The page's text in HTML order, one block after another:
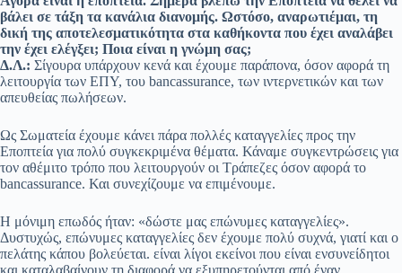
βάλει σε τάξη τα κανάλια διανομής. Ωστόσο, αναρωτιέμαι, τη
δική της αποτελεσματικότητα στα καθήκοντα που έχει αναλάβει
την έχει ελέγξει; Ποια είναι η γνώμη σας;
Δ.Λ.: Σίγουρα υπάρχουν κενά και έχουμε παράπονα, όσον αφορά τη
λειτουργία των ΕΠΥ, του bancassurance, των ιντερνετικών και των
απευθείας πωλήσεων.
Ως Σωματεία έχουμε κάνει πάρα πολλές καταγγελίες προς την
Εποπτεία για πολύ συγκεκριμένα θέματα. Κάναμε συγκεντρώσεις για
τον αθέμιτο τρόπο που λειτουργούν οι Τράπεζες όσον αφορά το
bancassurance. Και συνεχίζουμε να επιμένουμε.
Η μόνιμη επωδός ήταν: «δώστε μας επώνυμες καταγγελίες».
Δυστυχώς, επώνυμες καταγγελίες δεν έχουμε πολύ συχνά, γιατί και ο
πελάτης κάπου βολεύεται. είναι λίγοι εκείνοι που είναι ενσυνείδητοι